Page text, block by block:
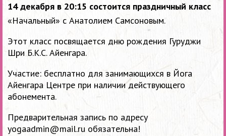
14 декабря в 20:15 состоится праздничный класс
«Начальный» с Анатолием Самсоновым.
Этот класс посвящается дню рождения Гуруджи
Шри Б.К.С. Айенгара.
Участие: бесплатно для занимающихся в Йога
Айенгара Центре при наличии действующего
абонемента.
Предварительная запись по адресу
yogaadmin@mail.ru обязательна!